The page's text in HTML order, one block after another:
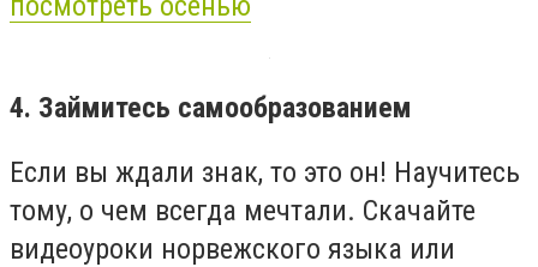
4. Займитесь самообразованием
Если вы ждали знак, то это он! Научитесь
тому, о чем всегда мечтали. Скачайте
видеоуроки норвежского языка или